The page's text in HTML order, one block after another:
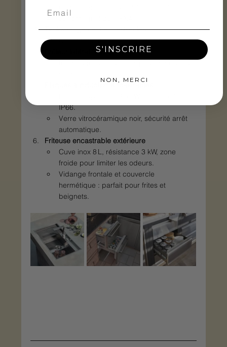
Joint magnétique IPX4.
Tiroirs rangement encastrables
Coulisses à billes, charge 40 kg.
Brûleur latéral “Sizzle Zone”
Plaques à induction encastrables
IP66.
Verre vitrocéramique noir, sécurité arrêt
automatique.
Friteuse encastrable extérieure
Cuve inox 8 L, résistance 3 kW, zone
froide pour limiter les odeurs.
Vidange frontale et couvercle
hermétique : parfait pour frites et
beignets.
S'INSCRIRE
NON, MERCI